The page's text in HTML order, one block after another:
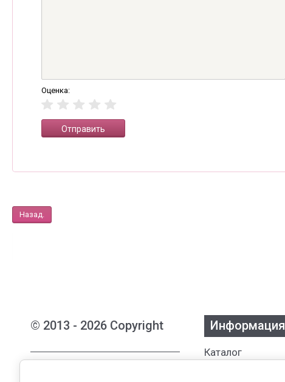
Оценка:
Назад.
© 2013 - 2026 Copyright Информация
Каталог